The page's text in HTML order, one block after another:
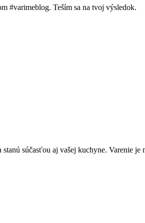
#varimeblog. Teším sa na tvoj výsledok.
súčasťou aj vašej kuchyne. Varenie je